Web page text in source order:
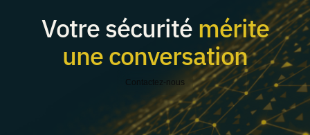
Votre sécurité mérite
une conversation
Contactez-nous